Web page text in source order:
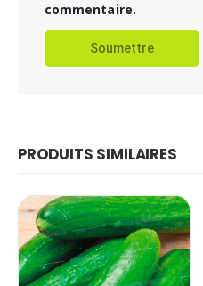
commentaire.
PRODUITS SIMILAIRES